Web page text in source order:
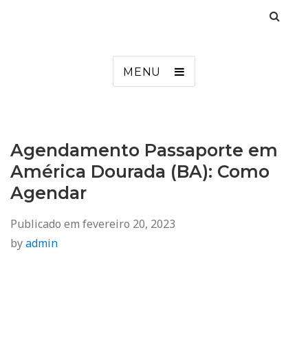
MENU
Agendamento Passaporte em
América Dourada (BA): Como
Agendar
Publicado em fevereiro 20, 2023
byadmin